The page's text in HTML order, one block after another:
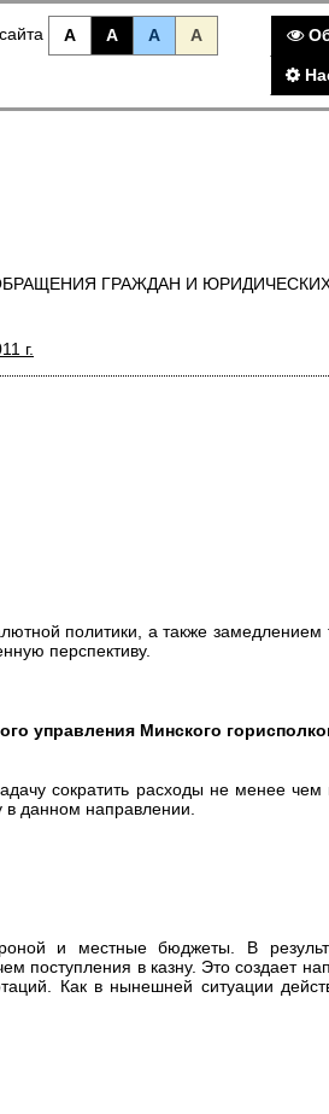
A A A A
ГРАЖДАН И
г.
политики, а также
перспективу.
управления Минского
сократить расходы не менее
в данном направлении.
и местные бюджеты. В
поступления в казну. Это создает
Как в нынешней ситуации